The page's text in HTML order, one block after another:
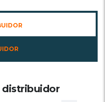
distribuidor